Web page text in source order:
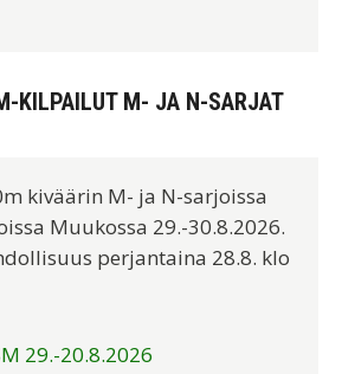
KILPAILUT M- JA N-SARJAT
kiväärin M- ja N-sarjoissa
Muukossa 29.-30.8.2026.
perjantaina 28.8. klo
29.-20.8.2026